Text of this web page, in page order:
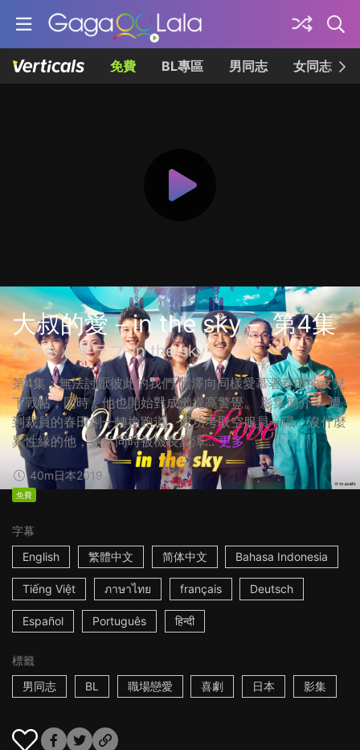
免費 BL專區 男同志 女同志
大叔的愛－in the sky－ 第4集
おっさんずラブ-in the sky-
第4集：無法討厭彼此的我們 黑澤向同樣愛慕著春田的女兒
下戰帖，同時，他也開始對成瀨提高警覺。 影集簡介： 遭
到裁員的春田創一轉換跑道，成功考取空服員一職，沒什麼
異性緣的他，竟然同時被機長黑澤... 更多
40m日本2019
免費
字幕
English
繁體中文 简体中文 Bahasa Indonesia
Tiếng Việt ภาษาไทย français Deutsch
Español Português हिन्दी
標籤
男同志
BL 職場戀愛 喜劇 日本 影集